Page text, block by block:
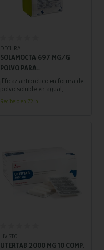
DECHRA
SOLAMOCTA 697 MG/G
POLVO PARA
ADMINISTRACION EN AGUA
DE BEBIDA PARA POLLOS
PATOS Y PAVOS 500 GR
¡Eficaz antibiótico en forma de
polvo soluble en agua!,
indicado para el tratamiento
de infecciones en aves como
Recíbelo en 72 h.
LIVISTO
UTERTAB 2000 MG 10 COMP.